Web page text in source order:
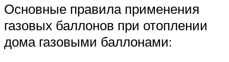
Основные правила применения
газовых баллонов при отоплении
дома газовыми баллонами: